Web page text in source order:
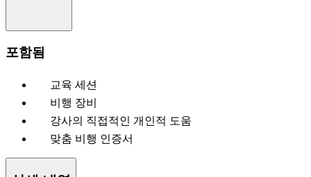
포함됨
교육 세션
비행 장비
강사의 직접적인 개인적 도움
맞춤 비행 인증서